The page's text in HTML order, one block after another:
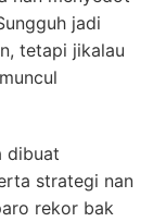
jadi
tetapi jikalau
dibuat
strategi nan
rekor bak